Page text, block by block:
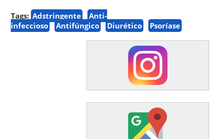
Tags: Adstringente
Anti-
infeccioso
Antifúngico Diurético Psoríase